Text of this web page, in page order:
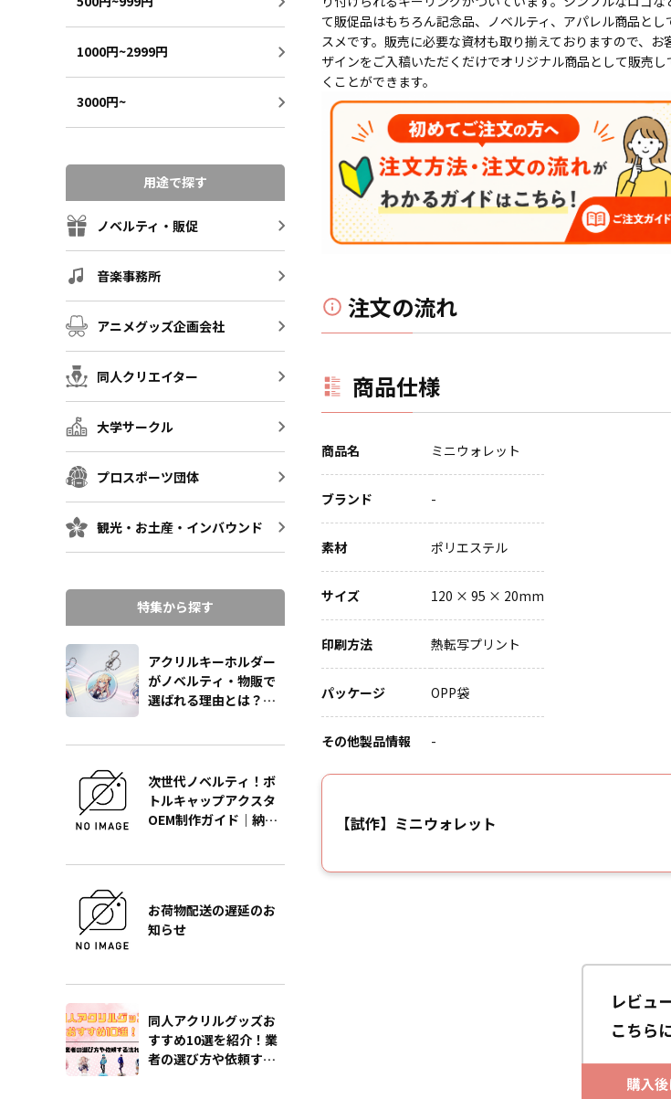
1000円~2999円
3000円~
用途で探す
ノベルティ・販促
音楽事務所
アニメグッズ企画会社
同人クリエイター
大学サークル
プロスポーツ団体
観光・お土産・インバウンド
特集から探す
アクリルキーホルダー
がノベルティ・物販で
選ばれる理由とは？販
次世代ノベルティ！ボ
トルキャップアクスタ
OEM制作ガイド｜納
お荷物配送の遅延のお
知らせ
同人アクリルグッズお
すすめ10選を紹介！業
者の選び方や依頼する
て販促品はもちろん記念品、ノベルティ、アパレル商品とし
スメです。販売に必要な資材も取り揃えておりますので、お
ザインをご入稿いただくだけでオリジナル商品として販売し
くことができます。
注文の流れ
商品仕様
商品名 ミニウォレット
ブランド -
素材 ポリエステル
サイズ 120 × 95 × 20mm
印刷方法 熱転写プリント
パッケージ OPP袋
その他製品情報 -
【試作】ミニウォレット